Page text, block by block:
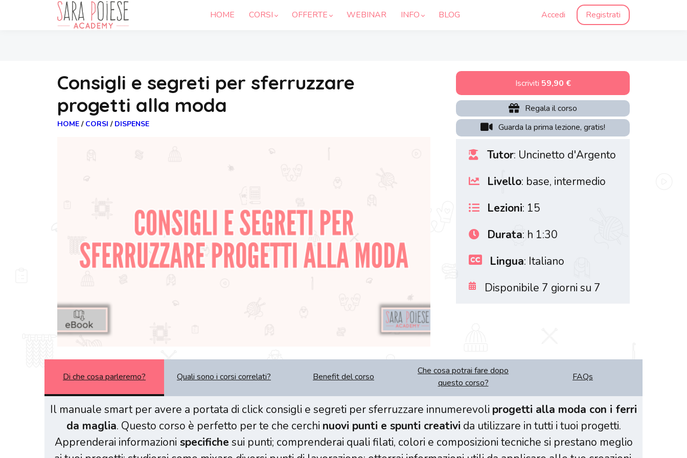
HOME CORSI OFFERTE WEBINAR INFO BLOG Accedi Registrati
Consigli e segreti per sferruzzare
progetti alla moda
HOME / CORSI / DISPENSE
Iscriviti 59,90 €
Regala il corso
Guarda la prima lezione, gratis!
Tutor: Uncinetto d'Argento
Livello: base, intermedio
Lezioni: 15
Durata: h 1:30
Lingua: Italiano
Disponibile 7 giorni su 7
Di che cosa parleremo? Quali sono i corsi correlati? Benefit del corso
Che cosa potrai fare dopo
questo corso?
FAQs
Il manuale smart per avere a portata di click consigli e segreti per sferruzzare innumerevoli progetti alla moda con i ferri
da maglia. Questo corso è perfetto per te che cerchi nuovi punti e spunti creativi da utilizzare in tutti i tuoi progetti.
Apprenderai informazioni specifiche sui punti; comprenderai quali filati, colori e composizioni tecniche si prestano meglio